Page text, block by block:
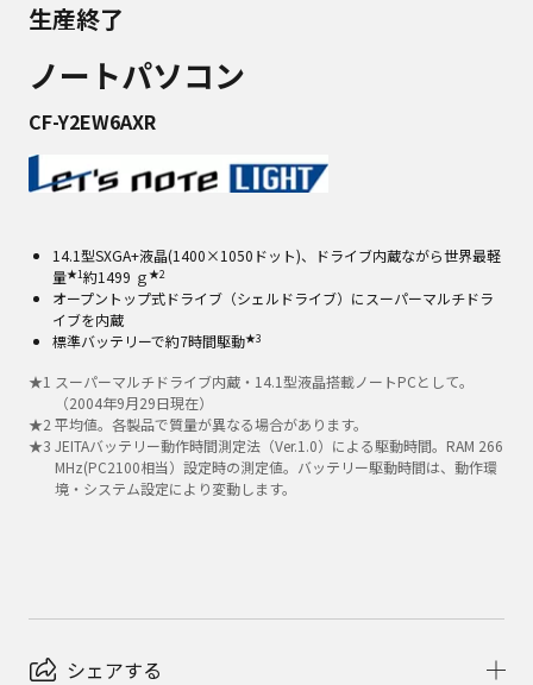
生産終了
ノートパソコン
CF-Y2EW6AXR
14.1型SXGA+液晶(1400×1050ドット)、ドライブ内蔵ながら世界最軽
量★1約1499 ｇ★2
オープントップ式ドライブ（シェルドライブ）にスーパーマルチドラ
イブを内蔵
標準バッテリーで約7時間駆動★3
★1 スーパーマルチドライブ内蔵・14.1型液晶搭載ノートPCとして。
（2004年9月29日現在）
★2 平均値。各製品で質量が異なる場合があります。
★3 JEITAバッテリー動作時間測定法（Ver.1.0）による駆動時間。RAM 266
MHz(PC2100相当）設定時の測定値。バッテリー駆動時間は、動作環
境・システム設定により変動します。
シェアする